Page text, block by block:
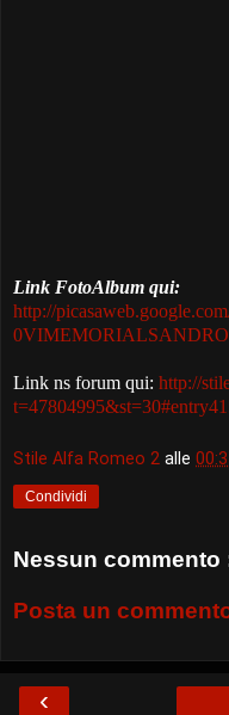
Link FotoAlbum qui:
http://
Link ns forum qui: http://
Stile Alfa Romeo 2 alle
Condividi
Nessun commento
Posta un
‹